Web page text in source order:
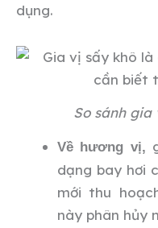
dụng.
So sánh
Về hương vị,
dạng bay hơi
mới thu
này phân hủy